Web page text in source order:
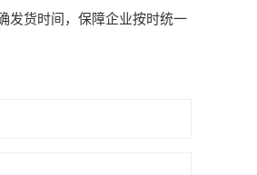
发货时间，保障企业按时统一